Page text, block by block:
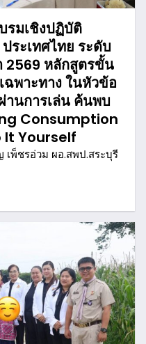
รมเชิงปฏิบัติ
ระเทศไทย ระดับ
2569 หลักสูตรขั้น
พาะทาง ในหัวข้อ
านการเล่น ค้นพบ
Consumption
It Yourself
เพ็ชรอ่วม ผอ.สพป.สระบุรี